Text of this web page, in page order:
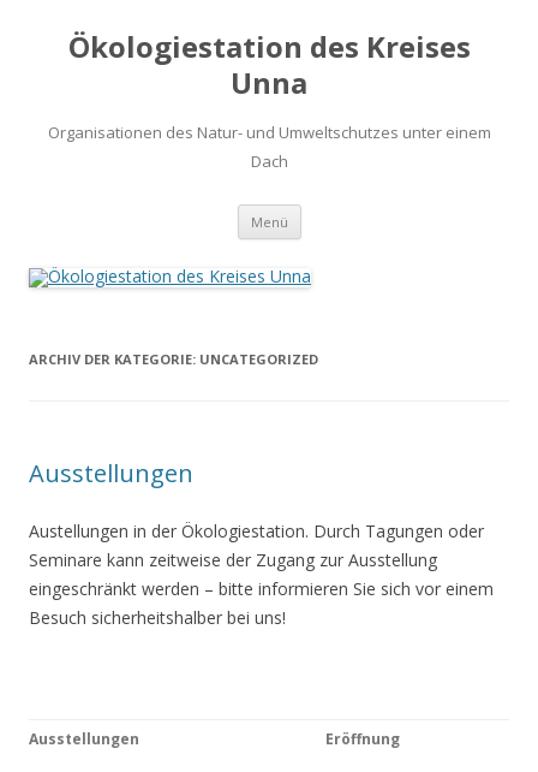
Ökologiestation des Kreises
Unna
Organisationen des Natur- und Umweltschutzes unter einem
Dach
Menü Zum
springen
ARCHIV DER KATEGORIE: UNCATEGORIZED
Ausstellungen
Austellungen in der Ökologiestation. Durch Tagungen oder
Seminare kann zeitweise der Zugang zur Ausstellung
eingeschränkt werden – bitte informieren Sie sich vor einem
Besuch sicherheitshalber bei uns!
Ausstellungen Eröffnung